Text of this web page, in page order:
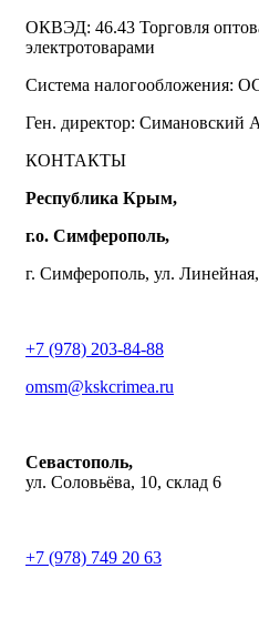
ОКВЭД: 46.43 Торговля
электротоварами
Система налогообложения:
Ген. директор: Симановский
КОНТАКТЫ
Республика Крым,
г.о. Симферополь,
г. Симферополь, ул.
+7 (978) 203-84-88
omsm@kskcrimea.ru
Севастополь,
ул. Соловьёва, 10, склад 6
+7 (978) 749 20 63